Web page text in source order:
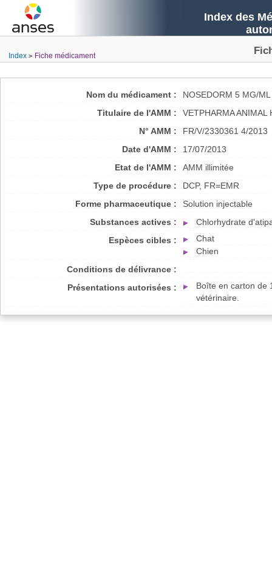
Index des
Index Fiche médicament
Nom du médicament :
NOSEDORM 5 MG/
Titulaire de l'AMM :
VETPHARMA ANIMAL
N° AMM :
FR/V/2330361 4/2013
Date d'AMM :
17/07/2013
Etat de l'AMM :
AMM illimitée
Type de procédure :
DCP, FR=EMR
Forme pharmaceutique :
Solution injectable
Substances actives :
Chlorhydrate
Espèces cibles :
Chat
Chien
Conditions de délivrance :
Présentations autorisées :
Boîte en carton de
vétérinaire.